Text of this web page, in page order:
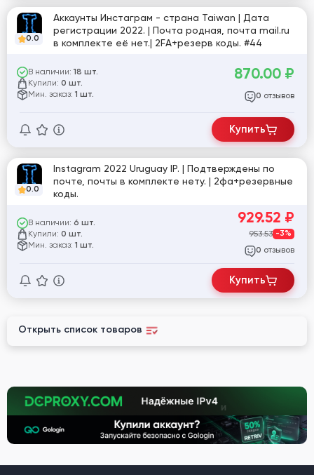
0.0
Аккаунты Инстаграм - страна Taiwan | Дата
регистрации 2022. | Почта родная, почта mail.ru
в комплекте её нет.| 2FA+резерв коды. #44
В наличии: 18 шт.
Купили: 0 шт.
Мин. заказ: 1 шт.
870.00 ₽
0 отзывов
Купить
0.0
Instagram 2022 Uruguay IP. | Подтверждены по
почте, почты в комплекте нету. | 2фа+резервные
коды.
В наличии: 6 шт.
Купили: 0 шт.
Мин. заказ: 1 шт.
929.52 ₽
953.53 -3%
0 отзывов
Купить
Открыть список товаров